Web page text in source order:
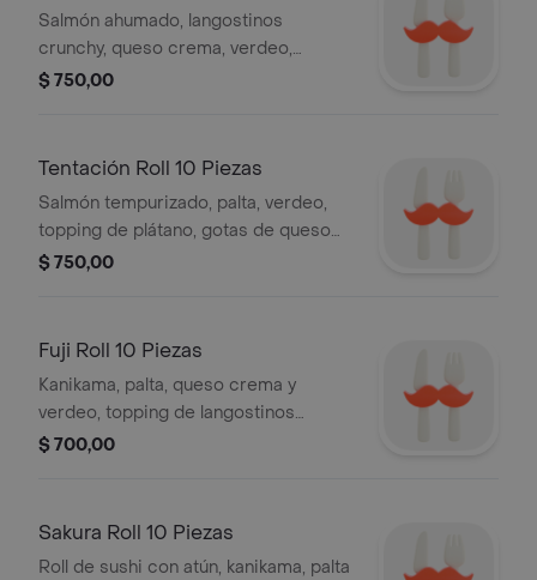
Salmón ahumado, langostinos
crunchy, queso crema, verdeo,
topping de palta, salsead de
$ 750,00
Tentación Roll 10 Piezas
Salmón tempurizado, palta, verdeo,
topping de plátano, gotas de queso
crema y salsa anguila.
$ 750,00
Fuji Roll 10 Piezas
Kanikama, palta, queso crema y
verdeo, topping de langostinos
crunchy y salsa fuji.
$ 700,00
Sakura Roll 10 Piezas
Roll de sushi con atún, kanikama, palta